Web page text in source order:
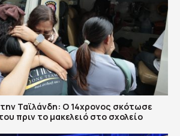
Ταϊλάνδη: Ο 14χρονος σκότωσε
πριν το μακελειό στο σχολείο